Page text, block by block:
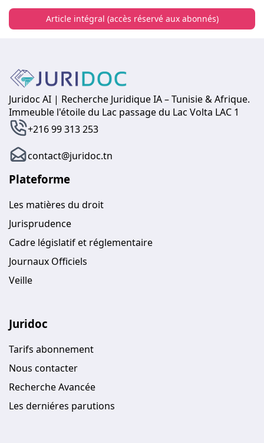
Article intégral (accès réservé aux abonnés)
Juridoc AI | Recherche Juridique IA – Tunisie & Afrique.
Immeuble l'étoile du Lac passage du Lac Volta LAC 1
+216 99 313 253
contact@juridoc.tn
Plateforme
Les matières du droit
Jurisprudence
Cadre législatif et réglementaire
Journaux Officiels
Veille
Juridoc
Tarifs abonnement
Nous contacter
Recherche Avancée
Les derniéres parutions